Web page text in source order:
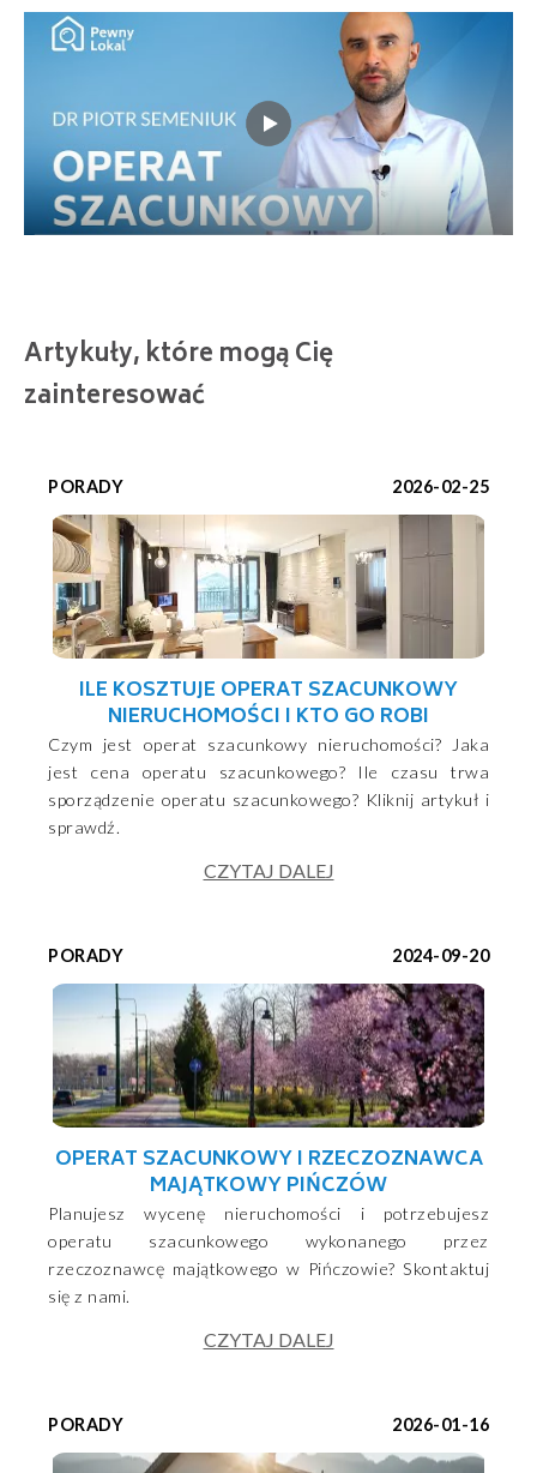
Artykuły, które mogą Cię
zainteresować
PORADY 2026-02-25
ILE KOSZTUJE OPERAT SZACUNKOWY
NIERUCHOMOŚCI I KTO GO ROBI
Czym jest operat szacunkowy nieruchomości? Jaka
jest cena operatu szacunkowego? Ile czasu trwa
sporządzenie operatu szacunkowego? Kliknij artykuł i
sprawdź.
CZYTAJ DALEJ
PORADY 2024-09-20
OPERAT SZACUNKOWY I RZECZOZNAWCA
MAJĄTKOWY PIŃCZÓW
Planujesz wycenę nieruchomości i potrzebujesz
operatu szacunkowego wykonanego przez
rzeczoznawcę majątkowego w Pińczowie? Skontaktuj
się z nami.
CZYTAJ DALEJ
PORADY 2026-01-16